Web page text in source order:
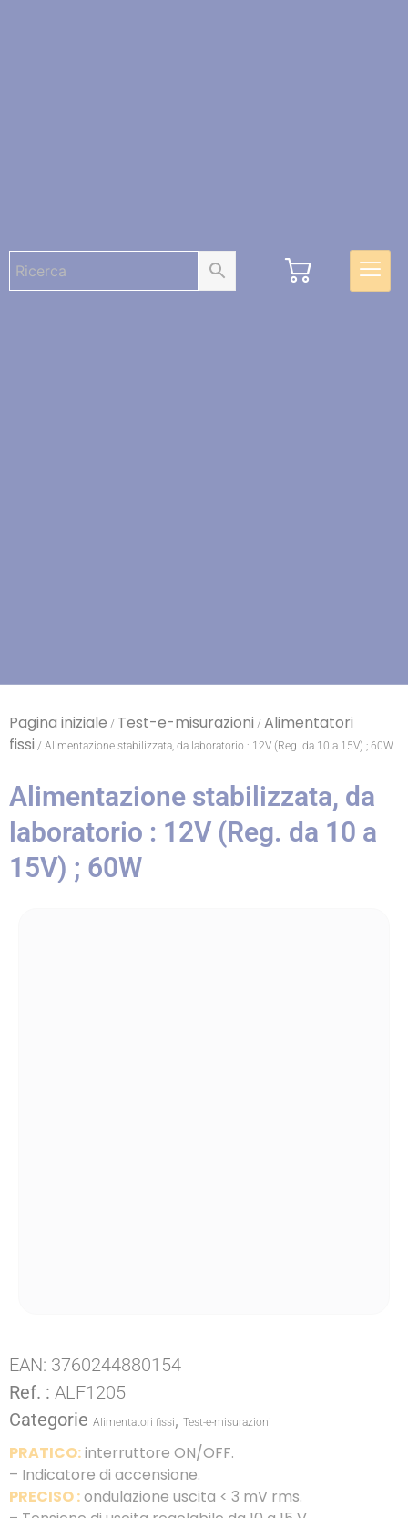
Pagina iniziale / Test-e-misurazioni / Alimentatori
fissi / Alimentazione stabilizzata, da laboratorio : 12V (Reg. da 10 a 15V) ; 60W
Alimentazione stabilizzata, da
laboratorio : 12V (Reg. da 10 a
15V) ; 60W
EAN: 3760244880154
Ref. : ALF1205
Categorie Alimentatori fissi, Test-e-misurazioni
PRATICO:interruttore ON/OFF.
– Indicatore di accensione.
PRECISO :ondulazione uscita < 3 mV rms.